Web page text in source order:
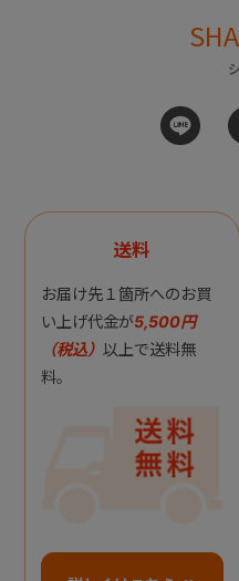
送料
お届け先１箇所へのお買
い上げ代金が5,500円
（税込） 以上で送料無
料。